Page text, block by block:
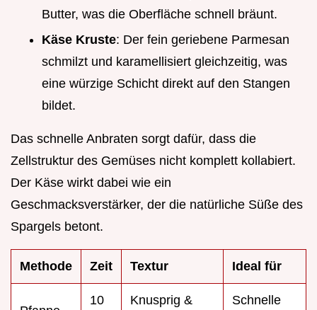
Butter, was die Oberfläche schnell bräunt.
Käse Kruste: Der fein geriebene Parmesan
schmilzt und karamellisiert gleichzeitig, was
eine würzige Schicht direkt auf den Stangen
bildet.
Das schnelle Anbraten sorgt dafür, dass die
Zellstruktur des Gemüses nicht komplett kollabiert.
Der Käse wirkt dabei wie ein
Geschmacksverstärker, der die natürliche Süße des
Spargels betont.
Methode Zeit Textur Ideal für
10 Knusprig & Schnelle